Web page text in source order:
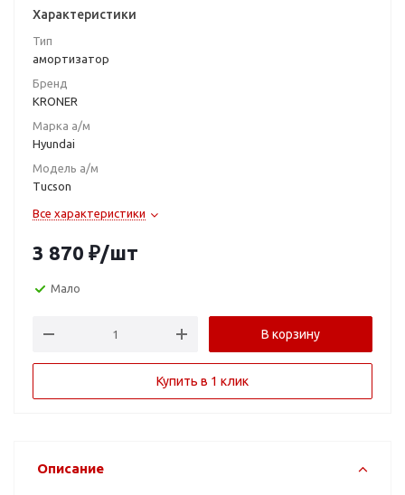
Характеристики
Тип
амортизатор
Бренд
KRONER
Марка а/м
Hyundai
Модель а/м
Tucson
Все характеристики
3 870 ₽/шт
Мало
В корзину
Купить в 1 клик
Описание